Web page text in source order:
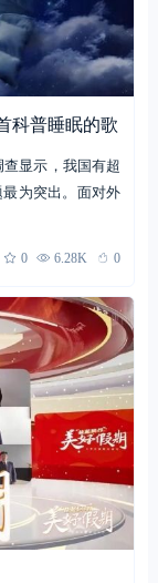
科普睡眠的歌
显示，我国有超
为突出。面对外
0 6.28K 0